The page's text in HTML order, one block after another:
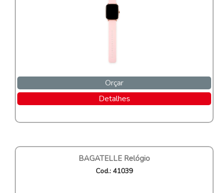
Orçar
Detalhes
BAGATELLE Relógio
Cod.: 41039